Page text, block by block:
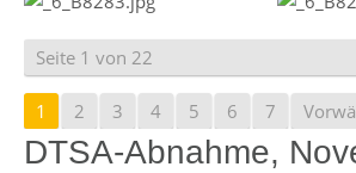
Seite 1 von 22
1 2 3 4 5 6 7
DTSA-Abnahme,